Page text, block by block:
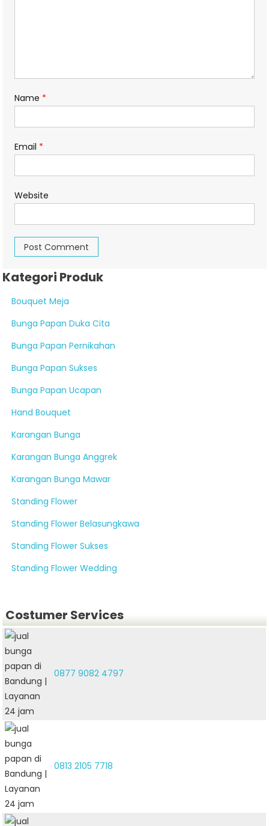
Name *
Email *
Website
Kategori Produk
Bouquet Meja
Bunga Papan Duka Cita
Bunga Papan Pernikahan
Bunga Papan Sukses
Bunga Papan Ucapan
Hand Bouquet
Karangan Bunga
Karangan Bunga Anggrek
Karangan Bunga Mawar
Standing Flower
Standing Flower Belasungkawa
Standing Flower Sukses
Standing Flower Wedding
Costumer Services
0877 9082 4797
0813 2105 7718